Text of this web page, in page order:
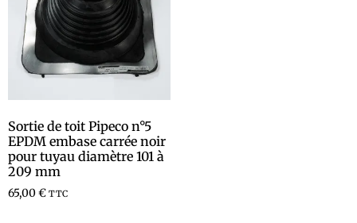
Sortie de toit Pipeco n°5
EPDM embase carrée noir
pour tuyau diamètre 101 à
209 mm
65,00€ TTC